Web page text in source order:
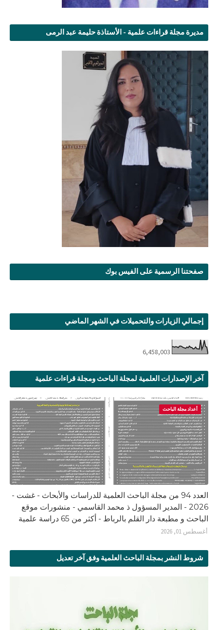
مديرة مجلة قراءات علمية - الأستاذة حليمة عبد الرمى
صفحتنا الرسمية على الفيس بوك
إجمالي الزيارات والتحميلات في الشهر الماضي
6,458,003
آخر الإصدارات العلمية لمجلة الباحث ومجلة قراءات علمية
أعداد مجلة الباحث
العدد 94 من مجلة الباحث العلمية للدراسات والأبحاث - غشت -
2026 - المدير المسؤول ذ محمد القاسمي - منشورات موقع
الباحث و مطبعة دار القلم بالرباط - أكثر من 65 دراسة علمية
أغسطس 01, 2026
شروط النشر بمجلة الباحث العلمية وفق آخر تعديل